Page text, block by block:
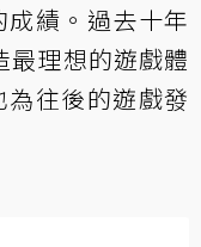
績。過去十年
最理想的遊戲體
往後的遊戲發